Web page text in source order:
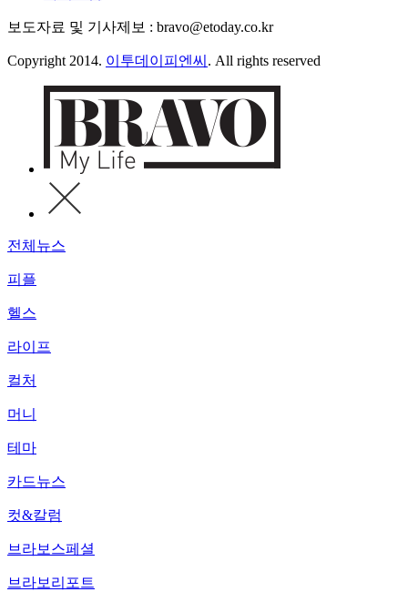
보도자료 및 기사제보 : bravo@etoday.co.kr
Copyright 2014. 이투데이피엔씨 . All rights reserved
전체뉴스
피플
헬스
라이프
컬처
머니
테마
카드뉴스
컷&칼럼
브라보스페셜
브라보리포트